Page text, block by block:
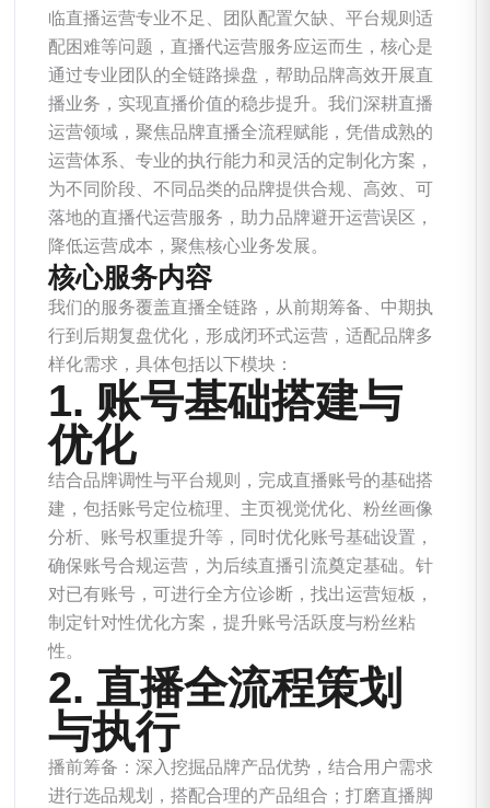
临直播运营专业不足、团队配置欠缺、平台规则适
配困难等问题，直播代运营服务应运而生，核心是
通过专业团队的全链路操盘，帮助品牌高效开展直
播业务，实现直播价值的稳步提升。我们深耕直播
运营领域，聚焦品牌直播全流程赋能，凭借成熟的
运营体系、专业的执行能力和灵活的定制化方案，
为不同阶段、不同品类的品牌提供合规、高效、可
落地的直播代运营服务，助力品牌避开运营误区，
降低运营成本，聚焦核心业务发展。
核心服务内容
我们的服务覆盖直播全链路，从前期筹备、中期执
行到后期复盘优化，形成闭环式运营，适配品牌多
样化需求，具体包括以下模块：
1. 账号基础搭建与
优化
结合品牌调性与平台规则，完成直播账号的基础搭
建，包括账号定位梳理、主页视觉优化、粉丝画像
分析、账号权重提升等，同时优化账号基础设置，
确保账号合规运营，为后续直播引流奠定基础。针
对已有账号，可进行全方位诊断，找出运营短板，
制定针对性优化方案，提升账号活跃度与粉丝粘
性。
2. 直播全流程策划
与执行
播前筹备：深入挖掘品牌产品优势，结合用户需求
进行选品规划，搭配合理的产品组合；打磨直播脚